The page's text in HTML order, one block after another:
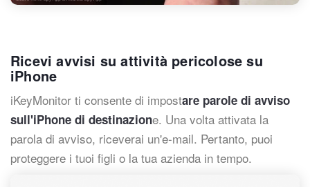
Ricevi avvisi su attività pericolose su
iPhone
iKeyMonitor ti consente di impostare parole di avviso
sull'iPhone di destinazione. Una volta attivata la
parola di avviso, riceverai un'e-mail. Pertanto, puoi
proteggere i tuoi figli o la tua azienda in tempo.